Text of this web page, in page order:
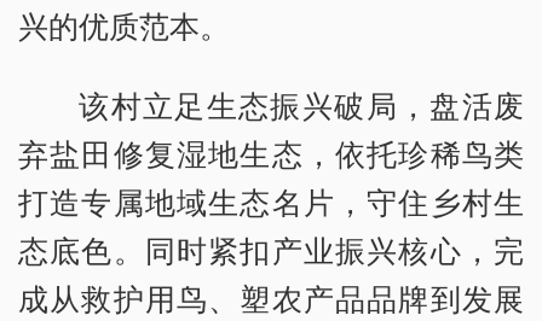
兴的优质范本。
该村立足生态振兴破局，盘活废
弃盐田修复湿地生态，依托珍稀鸟类
打造专属地域生态名片，守住乡村生
态底色。同时紧扣产业振兴核心，完
成从救护用鸟、塑农产品品牌到发展